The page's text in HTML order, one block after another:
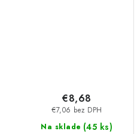
Na sklade (45 ks)
€7,06 bez DPH
€8,68